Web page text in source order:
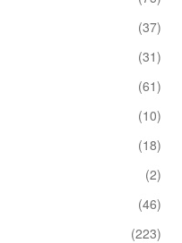
(37)
(31)
(61)
(10)
(18)
(2)
(46)
(223)